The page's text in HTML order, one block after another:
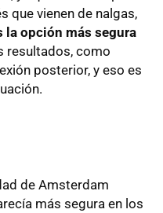
que vienen de nalgas,
la opción más segura
resultados, como
posterior, y eso es
de Amsterdam
más segura en los